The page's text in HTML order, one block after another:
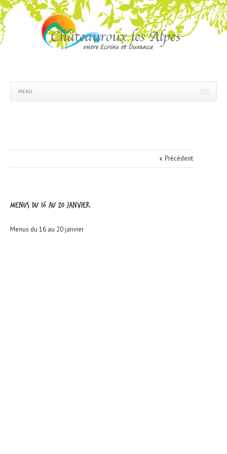
MENU
Précédent
Menus du 16 au 20 janvier
Menus du 16 au 20 janvier